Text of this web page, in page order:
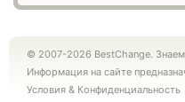
© 2007-2026 BestChange.
Информация на сайте
Условия & Конфиденциальность